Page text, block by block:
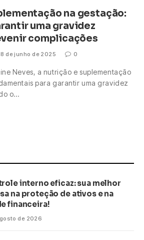
na gestação:
uma gravidez
complicações
de junho de 2025 0
Neves, a nutrição e suplementação
para garantir uma gravidez
o…
interno eficaz: sua melhor
na proteção de ativos e na
financeira!
de 2026